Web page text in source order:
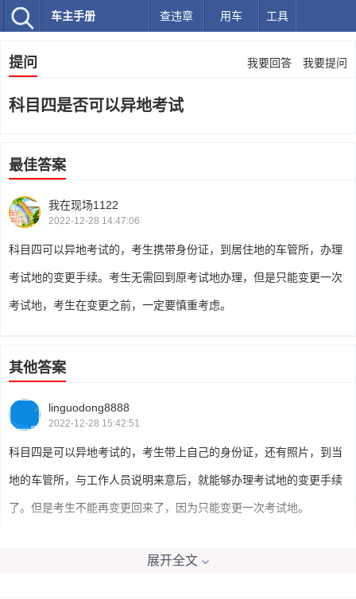
车主手册 查违章 用车 工具
提问 我要回答 我要提问
科目四是否可以异地考试
最佳答案
我在现场1122
2022-12-28 14:47:06
科目四可以异地考试的，考生携带身份证，到居住地的车管所，办理
考试地的变更手续。考生无需回到原考试地办理，但是只能变更一次
考试地，考生在变更之前，一定要慎重考虑。
其他答案
linguodong8888
2022-12-28 15:42:51
科目四是可以异地考试的，考生带上自己的身份证，还有照片，到当
地的车管所，与工作人员说明来意后，就能够办理考试地的变更手续
了。但是考生不能再变更回来了，因为只能变更一次考试地。
展开全文